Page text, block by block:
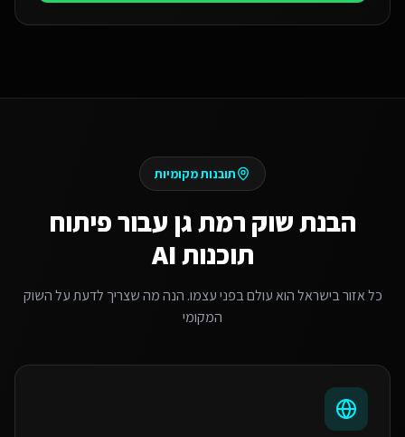
תובנות מקומיות
הבנת שוק רמת גן עבורפיתוח
תוכנות AI
כל אזור בישראל הוא עולם בפני עצמו. הנה מה שצריך לדעת על השוק
המקומי